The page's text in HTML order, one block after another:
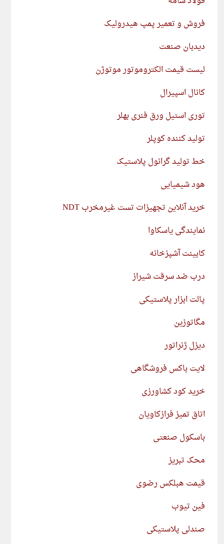
فروش و تعمیر پمپ هیدرولیک
دیدبان صنعت
لیست قیمت الکتروموتور موتوژن
کانال اسپیرال
توری استیل ورق فنری بهلر
تولید کننده کوپلر
خط تولید گرانول پلاستیک
هود شیمیایی
خرید آنلاین تجهیزات تست غیرمخرب NDT
نمایندگی یاسکاوا
کابینت آشپزخانه
درب ضد سرقت شیراز
پالت ابزار پلاستیکی
مگاتوزین
دیزل ژنراتور
لایت باکس فروشگاهی
خرید کود کشاورزی
اتاق تمیز فرازکاویان
باسکول صنعتی
محک تبریز
قیمت هبلکس رضوی
فین تیوب
صندلی پلاستیکی